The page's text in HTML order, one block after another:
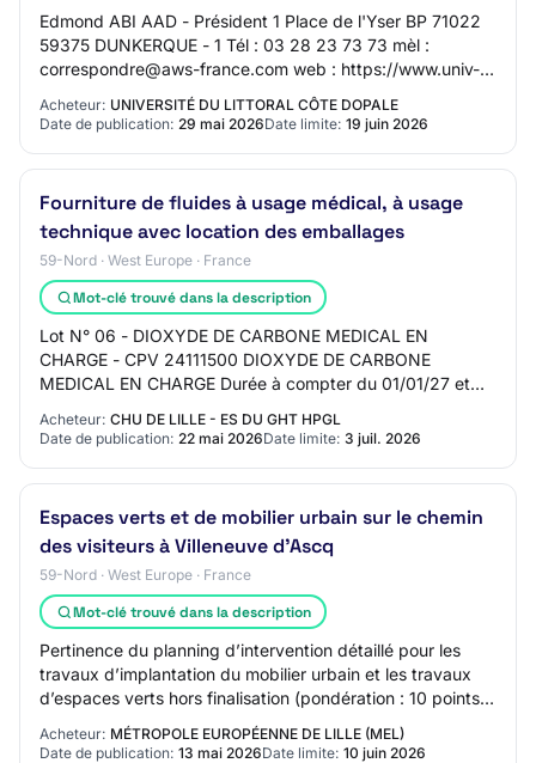
Edmond ABI AAD - Président 1 Place de l'Yser BP 71022
59375 DUNKERQUE - 1 Tél : 03 28 23 73 73 mèl :
correspondre@aws-france.com web : https://www.univ-
littoral.fr SIRET 19594403800205 Principale(s)…
Acheteur: UNIVERSITÉ DU LITTORAL CÔTE DOPALE
Date de publication: 29 mai 2026Date limite: 19 juin 2026
Fourniture de fluides à usage médical, à usage
technique avec location des emballages
59-Nord · West Europe · France
Mot-clé trouvé dans la description
Lot N° 06 - DIOXYDE DE CARBONE MEDICAL EN
CHARGE - CPV 24111500 DIOXYDE DE CARBONE
MEDICAL EN CHARGE Durée à compter du 01/01/27 et
: Non Rec…
Acheteur: CHU DE LILLE - ES DU GHT HPGL
Date de publication: 22 mai 2026Date limite: 3 juil. 2026
Espaces verts et de mobilier urbain sur le chemin
des visiteurs à Villeneuve d'Ascq
59-Nord · West Europe · France
Mot-clé trouvé dans la description
Pertinence du planning d’intervention détaillé pour les
travaux d’implantation du mobilier urbain et les travaux
d’espaces verts hors finalisation (pondération : 10 points) :
40%, Pertinence des prop…
Acheteur: MÉTROPOLE EUROPÉENNE DE LILLE (MEL)
Date de publication: 13 mai 2026Date limite: 10 juin 2026